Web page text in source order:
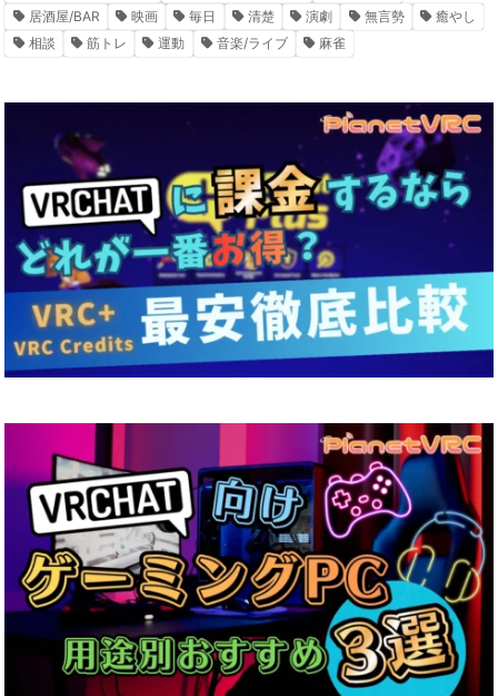
居酒屋/BAR
映画 毎日 清楚 演劇 無言勢
癒やし
相談
筋トレ 運動 音楽/ライブ 麻雀